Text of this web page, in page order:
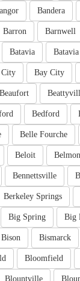
Bandera
Barnwell
Barron
Batavia
Batavia
Bay City
City
Beaufort
Bedford
Belle Fourche
Beloit
Bennettsville
Berkeley Springs
Big
Big Spring
Bismarck
Bison
Bloomfield
Blountville